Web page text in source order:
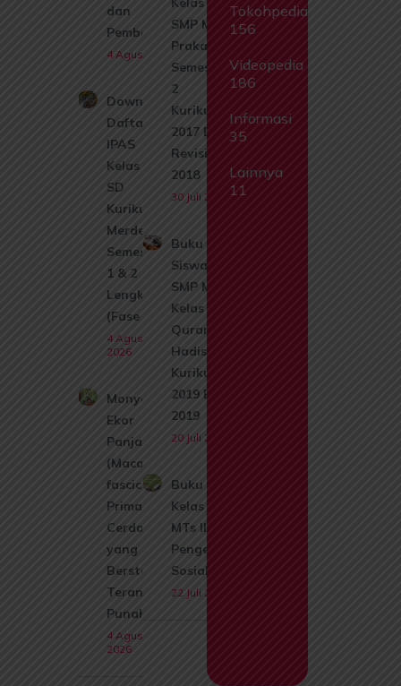
dan
Pembahasan
4 Agustus 2026
Download
Daftar Isi
IPAS
Kelas 1
SD
Kurikulum
Merdeka
Semester
1 & 2
Lengkap
(Fase A)
4 Agustus
2026
Monyet
Ekor
Panjang
(Macaca
fascicularis):
Primata
Cerdas
yang Kini
Berstatus
Terancam
Punah
4 Agustus
2026
SMP MTs
Prakarya
Semester
2
Kurikulum
2017 Edisi
Revisi
2018
30 Juli 2026
Buku
Siswa
SMP Mts
Kelas 8 Al
Quran
Hadis
Kurikulum
2019 Edisi
2019
20 Juli 2026
Buku Siswa
Kelas 9 SMP
MTs Ilmu
Pengetahuan
Sosial IPS
22 Juli 2026
Tokohpedia
156
Videopedia
186
Informasi
35
Lainnya
11